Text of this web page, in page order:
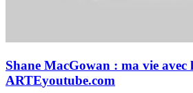
Shane MacGowan : ma vie avec
ARTEyoutube.com